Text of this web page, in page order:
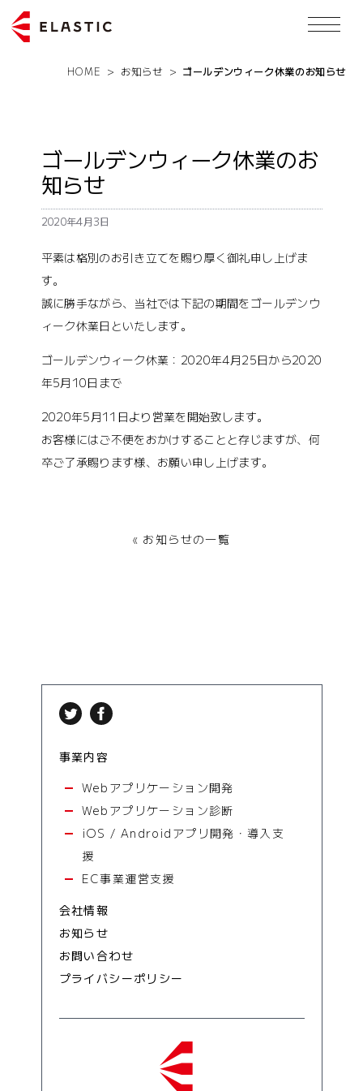
HOME > お知らせ > ゴールデンウィーク休業のお知らせ
ゴールデンウィーク休業のお
知らせ
2020年4月3日
平素は格別のお引き立てを賜り厚く御礼申し上げま
す。
誠に勝手ながら、当社では下記の期間をゴールデンウ
ィーク休業日といたします。
ゴールデンウィーク休業：2020年4月25日から2020
年5月10日まで
2020年5月11日より営業を開始致します。
お客様にはご不便をおかけすることと存じますが、何
卒ご了承賜ります様、お願い申し上げます。
« お知らせの一覧
事業内容
Webアプリケーション開発
Webアプリケーション診断
iOS / Androidアプリ開発・導入支
援
EC事業運営支援
会社情報
お知らせ
お問い合わせ
プライバシーポリシー